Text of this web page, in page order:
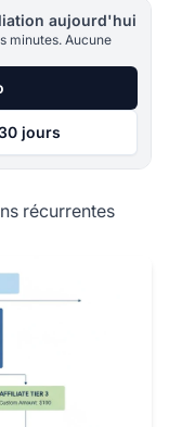
aujourd'hui
minutes. Aucune
jours
récurrentes